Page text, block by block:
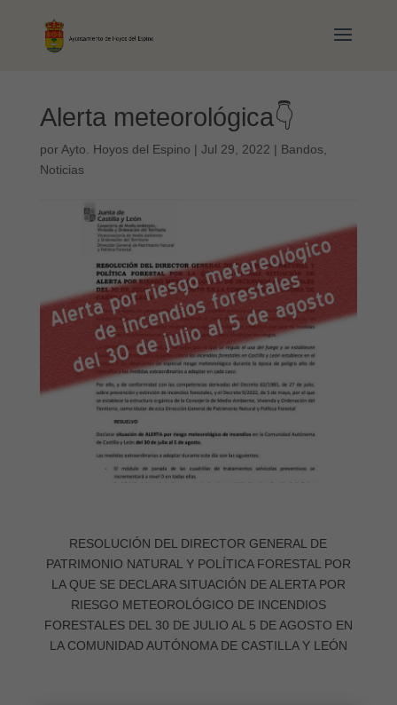
Alerta meteorológica👇
porAyto. Hoyos del Espino | Jul 29, 2022 | Bandos
Noticias
RESOLUCIÓN DEL DIRECTOR GENERAL DE
PATRIMONIO NATURAL Y POLÍTICA FORESTAL POR
LA QUE SE DECLARA SITUACIÓN DE ALERTA POR
RIESGO METEOROLÓGICO DE INCENDIOS
FORESTALES DEL 30 DE JULIO AL 5 DE AGOSTO EN
LA COMUNIDAD AUTÓNOMA DE CASTILLA Y LEÓN